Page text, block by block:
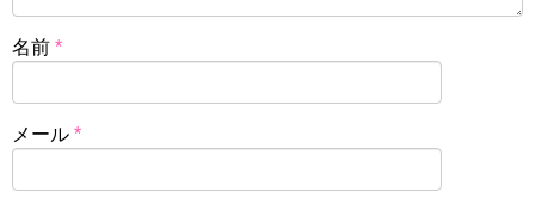
っぺけ 3姉妹といっしょ」があります。
「うちの3姉妹」は2008年4月に、アニメ化もされました。
す。
名前 *
メール *